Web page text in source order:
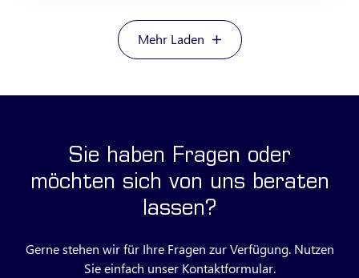
Mehr Laden
Sie haben Fragen oder
möchten sich von uns beraten
lassen?
Gerne stehen wir für Ihre Fragen zur Verfügung. Nutzen
Sie einfach unser Kontaktformular.